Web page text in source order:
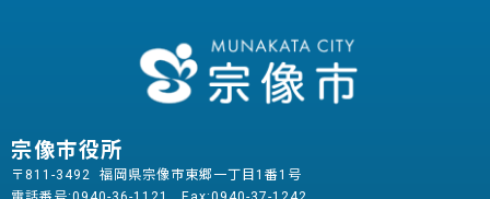
宗像市役所
〒811-3492 福岡県宗像市東郷一丁目1番1号